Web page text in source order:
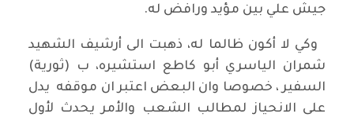
جيش علي بين مؤيد ورافض له.
وكي لا أكون ظالما له، ذهبت الى أرشيف الشهيد
شمران الياسري أبو كاطع استشيره، ب (ثورية)
السفير ، خصوصا وان البعض اعتبر ان موقفه يدل
على الانحياز لمطالب الشعب والأمر يحدث لأول